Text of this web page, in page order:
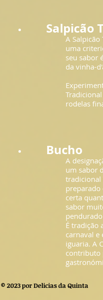
Salpicão
A Salpicão
uma
seu sabor
da vinha-
rodelas
Bucho
A
um sabor
tradicional
preparado
certa
sabor
É tradição
carnaval e
iguaria. A
contributo
© 2023 por Delicias da Quinta